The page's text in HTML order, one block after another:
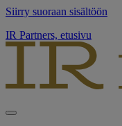
Siirry suoraan sisältöön
IR Partners, etusivu